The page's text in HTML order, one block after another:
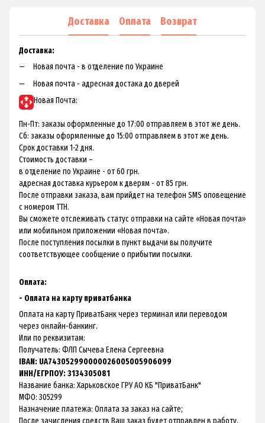
Доставка Оплата Возврат
Доставка:
Новая почта - в отделение по Украине
Новая почта - адресная достака до дверей
Новая Почта:
Пн-Пт: заказы оформленные до 17:00 отправляем в этот же день.
Сб: заказы оформленные до 15:00 отправляем в этот же день.
Срок доставки 1-2 дня.
Стоимость доставки –
в отделение по Украине - от 60 грн.
адресная доставка курьером к дверям - от 85 грн.
После отправки заказа, вам прийдет на телефон SMS оповещение
с номером ТТН.
Вы сможете отслеживать статус отправки на сайте «Новая почта»
или мобильном приложении «Новая почта».
После поступления посылки в пункт выдачи вы получите
соответствующее сообщение о прибытии посылки.
Оплата:
- Оплата на карту приватбанка
Оплата на карту ПриватБанк через терминал или переводом
через онлайн-банкинг.
Или по реквизитам:
Получатель: ФЛП Сычева Елена Сергеевна
IBAN: UA743052990000026005005906099
ИНН/ЕГРПОУ: 3134305081
Название банка: Харьковское ГРУ АО КБ "ПриватБанк"
МФО: 305299
Назначение платежа: Оплата за заказ на сайте;
После зачисления средств Ваш заказ будет отправлен в работу.